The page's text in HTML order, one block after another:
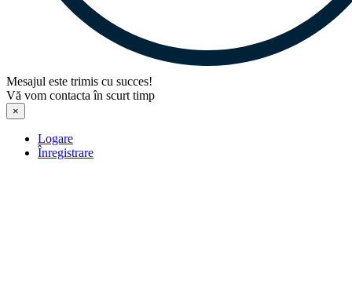
Mesajul este trimis cu succes!
Vă vom contacta în scurt timp
×
Logare
Înregistrare